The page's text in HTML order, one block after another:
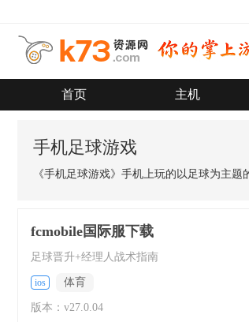
首页 主机
手机足球游戏
《手机足球游戏》手机上玩的以足球为主
fcmobile国际服下载
足球晋升+经理人战术指南
ios 体育
版本：v27.0.04